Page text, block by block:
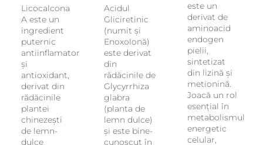
Licocalcona
A este un
ingredient
puternic
antiinflamator
și
antioxidant,
derivat din
rădăcinile
plantei
chinezești
de lemn-
dulce
Acidul
Gliciretinic
(numit și
Enoxolonă)
este derivat
din
rădăcinile de
Glycyrrhiza
glabra
(planta de
lemn dulce)
și este bine-
cunoscut în
este un
derivat de
aminoacid
endogen
pielii,
sintetizat
din lizină și
metionină.
Joacă un rol
esențial în
metabolismul
energetic
celular,